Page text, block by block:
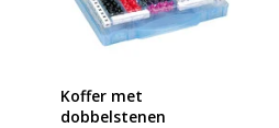
Koffer met
dobbelstenen